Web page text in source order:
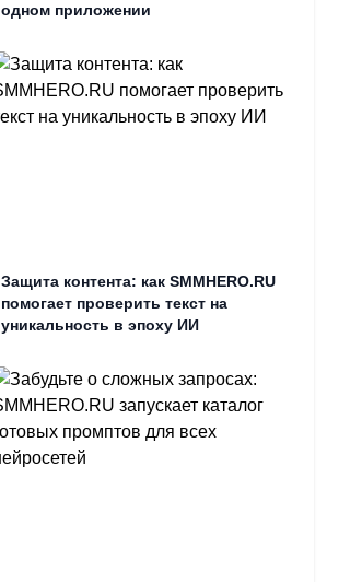
одном приложении
Защита контента: как SMMHERO.RU
помогает проверить текст на
уникальность в эпоху ИИ